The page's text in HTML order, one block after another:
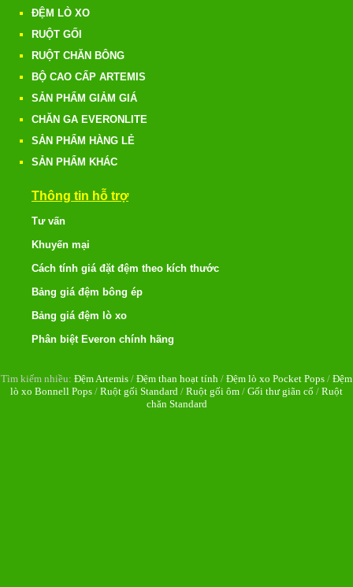
ĐỆM LÒ XO
RUỘT GỐI
RUỘT CHĂN BÔNG
BỘ CAO CẤP ARTEMIS
SẢN PHẨM GIẢM GIÁ
CHĂN GA EVERONLITE
SẢN PHẨM HÀNG LẺ
SẢN PHẨM KHÁC
Thông tin hỗ trợ
Tư vấn
Khuyến mại
Cách tính giá đặt đệm theo kích thước
Bảng giá đệm bông ép
Bảng giá đệm lò xo
Phân biệt Everon chính hãng
Tìm kiếm nhiều: Đệm Artemis / Đệm than hoạt tính / Đệm lò xo Pocket Pops / Đệm
lò xo Bonnell Pops / Ruột gối Standard / Ruột gối ôm / Gối thư giãn cổ / Ruột
chăn Standard